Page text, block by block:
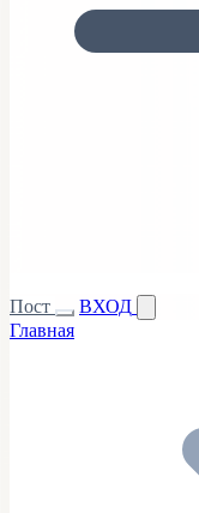
Пост
ВХОД
Главная